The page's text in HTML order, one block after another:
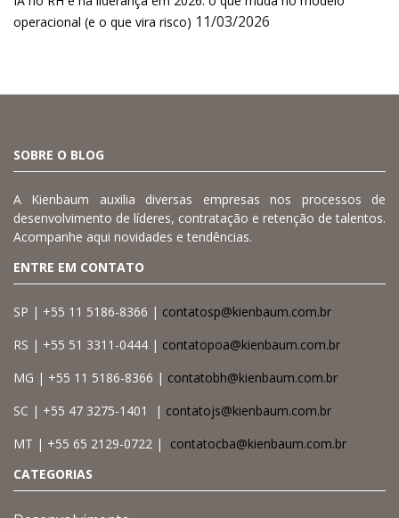
operacional (e o que vira risco) 11/03/2026
SOBRE O BLOG
A Kienbaum auxilia diversas empresas nos processos de
desenvolvimento de líderes, contratação e retenção de talentos.
Acompanhe aqui novidades e tendências.
ENTRE EM CONTATO
SP | +55 11 5186-8366 | contatosp@kienbaum.com.br
RS | +55 51 3311-0444 | contatopoa@kienbaum.com.br
MG | +55 11 5186-8366 | contatobh@kienbaum.com.br
SC | +55 47 3275-1401 | contatojs@kienbaum.com.br
MT | +55 65 2129-0722 | contatocba@kienbaum.com.br
CATEGORIAS